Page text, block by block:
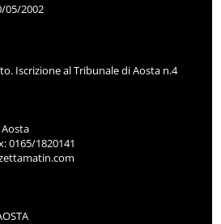
05/2002
Iscrizione al Tribunale di Aosta n.4
Aosta
0165/1820141